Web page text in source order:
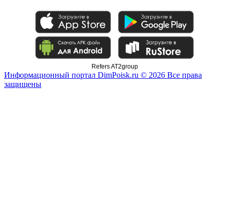
Refers AT2group
Информационный портал DimPoisk.ru © 2026 Все права
защищены